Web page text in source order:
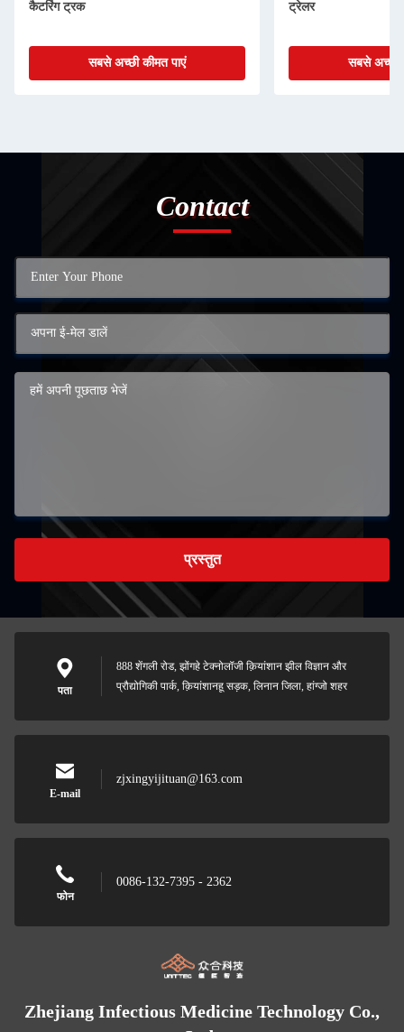
कैटरिंग ट्रक
सबसे अच्छी कीमत पाएं
ट्रेलर
सबसे अच्छी
Contact
प्रस्तुत
पता
888 शेंगली रोड, झोंगहे टेक्नोलॉजी क़ियांशान झील विज्ञान और
प्रौद्योगिकी पार्क, क़ियांशानहू सड़क, लिनान जिला, हांग्जो शहर
E-mail
zjxingyijituan@163.com
फोन
0086-132-7395 - 2362
Zhejiang Infectious Medicine Technology Co.,